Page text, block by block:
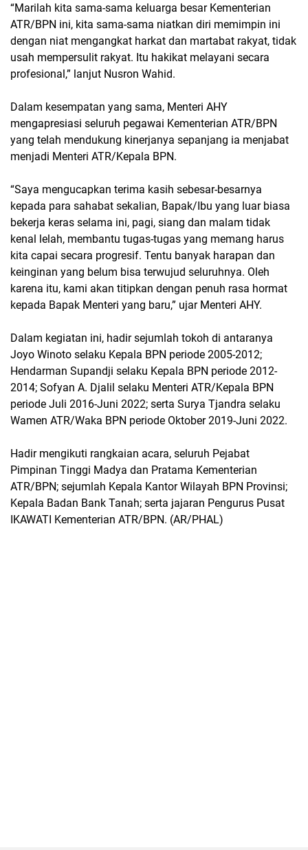
“Marilah kita sama-sama keluarga besar Kementerian
ATR/BPN ini, kita sama-sama niatkan diri memimpin ini
dengan niat mengangkat harkat dan martabat rakyat, tidak
usah mempersulit rakyat. Itu hakikat melayani secara
profesional,” lanjut Nusron Wahid.
Dalam kesempatan yang sama, Menteri AHY
mengapresiasi seluruh pegawai Kementerian ATR/BPN
yang telah mendukung kinerjanya sepanjang ia menjabat
menjadi Menteri ATR/Kepala BPN.
“Saya mengucapkan terima kasih sebesar-besarnya
kepada para sahabat sekalian, Bapak/Ibu yang luar biasa
bekerja keras selama ini, pagi, siang dan malam tidak
kenal lelah, membantu tugas-tugas yang memang harus
kita capai secara progresif. Tentu banyak harapan dan
keinginan yang belum bisa terwujud seluruhnya. Oleh
karena itu, kami akan titipkan dengan penuh rasa hormat
kepada Bapak Menteri yang baru,” ujar Menteri AHY.
Dalam kegiatan ini, hadir sejumlah tokoh di antaranya
Joyo Winoto selaku Kepala BPN periode 2005-2012;
Hendarman Supandji selaku Kepala BPN periode 2012-
2014; Sofyan A. Djalil selaku Menteri ATR/Kepala BPN
periode Juli 2016-Juni 2022; serta Surya Tjandra selaku
Wamen ATR/Waka BPN periode Oktober 2019-Juni 2022.
Hadir mengikuti rangkaian acara, seluruh Pejabat
Pimpinan Tinggi Madya dan Pratama Kementerian
ATR/BPN; sejumlah Kepala Kantor Wilayah BPN Provinsi;
Kepala Badan Bank Tanah; serta jajaran Pengurus Pusat
IKAWATI Kementerian ATR/BPN. (AR/PHAL)